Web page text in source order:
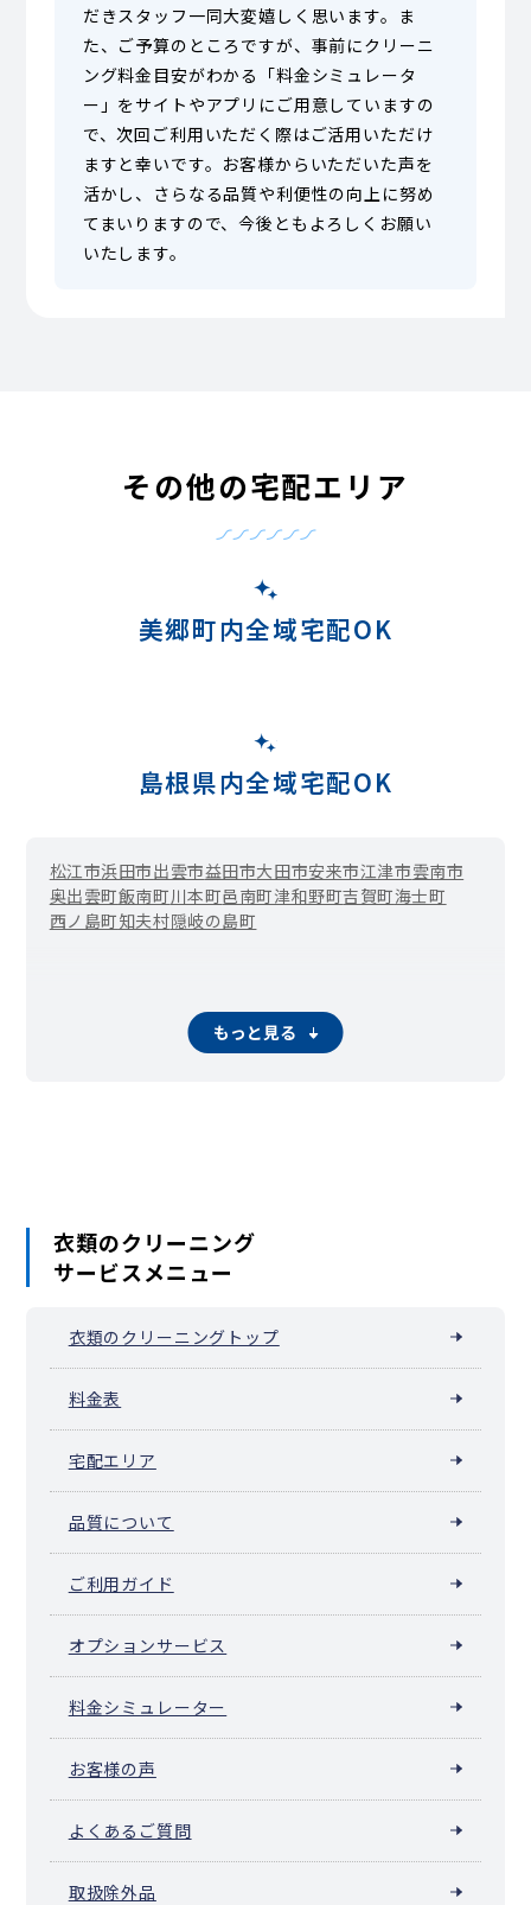
だきスタッフ一同大変嬉しく思います。ま
た、ご予算のところですが、事前にクリーニ
ング料金目安がわかる「料金シミュレータ
ー」をサイトやアプリにご用意していますの
で、次回ご利用いただく際はご活用いただけ
ますと幸いです。お客様からいただいた声を
活かし、さらなる品質や利便性の向上に努め
てまいりますので、今後ともよろしくお願い
いたします。
その他の宅配エリア
美郷町内全域宅配OK
島根県内全域宅配OK
松江市浜田市出雲市益田市大田市安来市江津市雲南市
奥出雲町飯南町川本町邑南町津和野町吉賀町海士町
西ノ島町知夫村隠岐の島町
もっと見る
衣類のクリーニング
サービスメニュー
衣類のクリーニングトップ
料金表
宅配エリア
品質について
ご利用ガイド
オプションサービス
料金シミュレーター
お客様の声
よくあるご質問
取扱除外品